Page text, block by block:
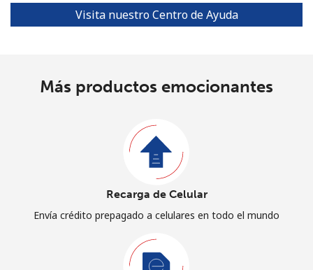
Visita nuestro Centro de Ayuda
Más productos emocionantes
Recarga de Celular
Envía crédito prepagado a celulares en todo el mundo